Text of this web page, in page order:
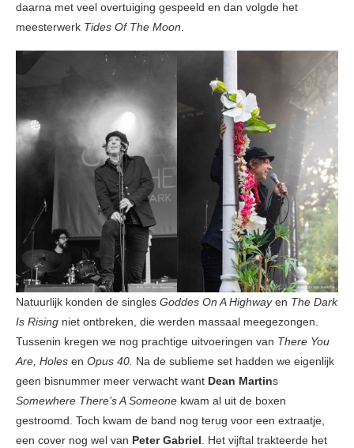
daarna met veel overtuiging gespeeld en dan volgde het
meesterwerk Tides Of The Moon.
Natuurlijk konden de singles Goddes On A Highwayen The Dark
Is Rising niet ontbreken, die werden massaal meegezongen.
Tussenin kregen we nog prachtige uitvoeringen van There You
Are, Holes en Opus 40. Na de sublieme set hadden we eigenlijk
geen bisnummer meer verwacht want Dean Martins
Somewhere There’s A Someone kwam al uit de boxen
gestroomd. Toch kwam de band nog terug voor een extraatje,
een cover nog wel van Peter Gabriel. Het vijftal trakteerde het